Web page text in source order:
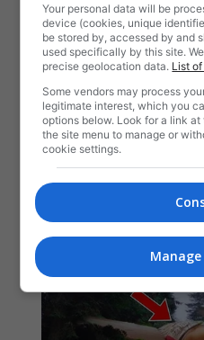
Your personal data will be
device (cookies, unique
be stored by, accessed by and
used specifically by this site.
precise geolocation data. List
Some vendors may process
legitimate interest, which you
options below. Look for a link
the site menu to manage or
cookie settings.